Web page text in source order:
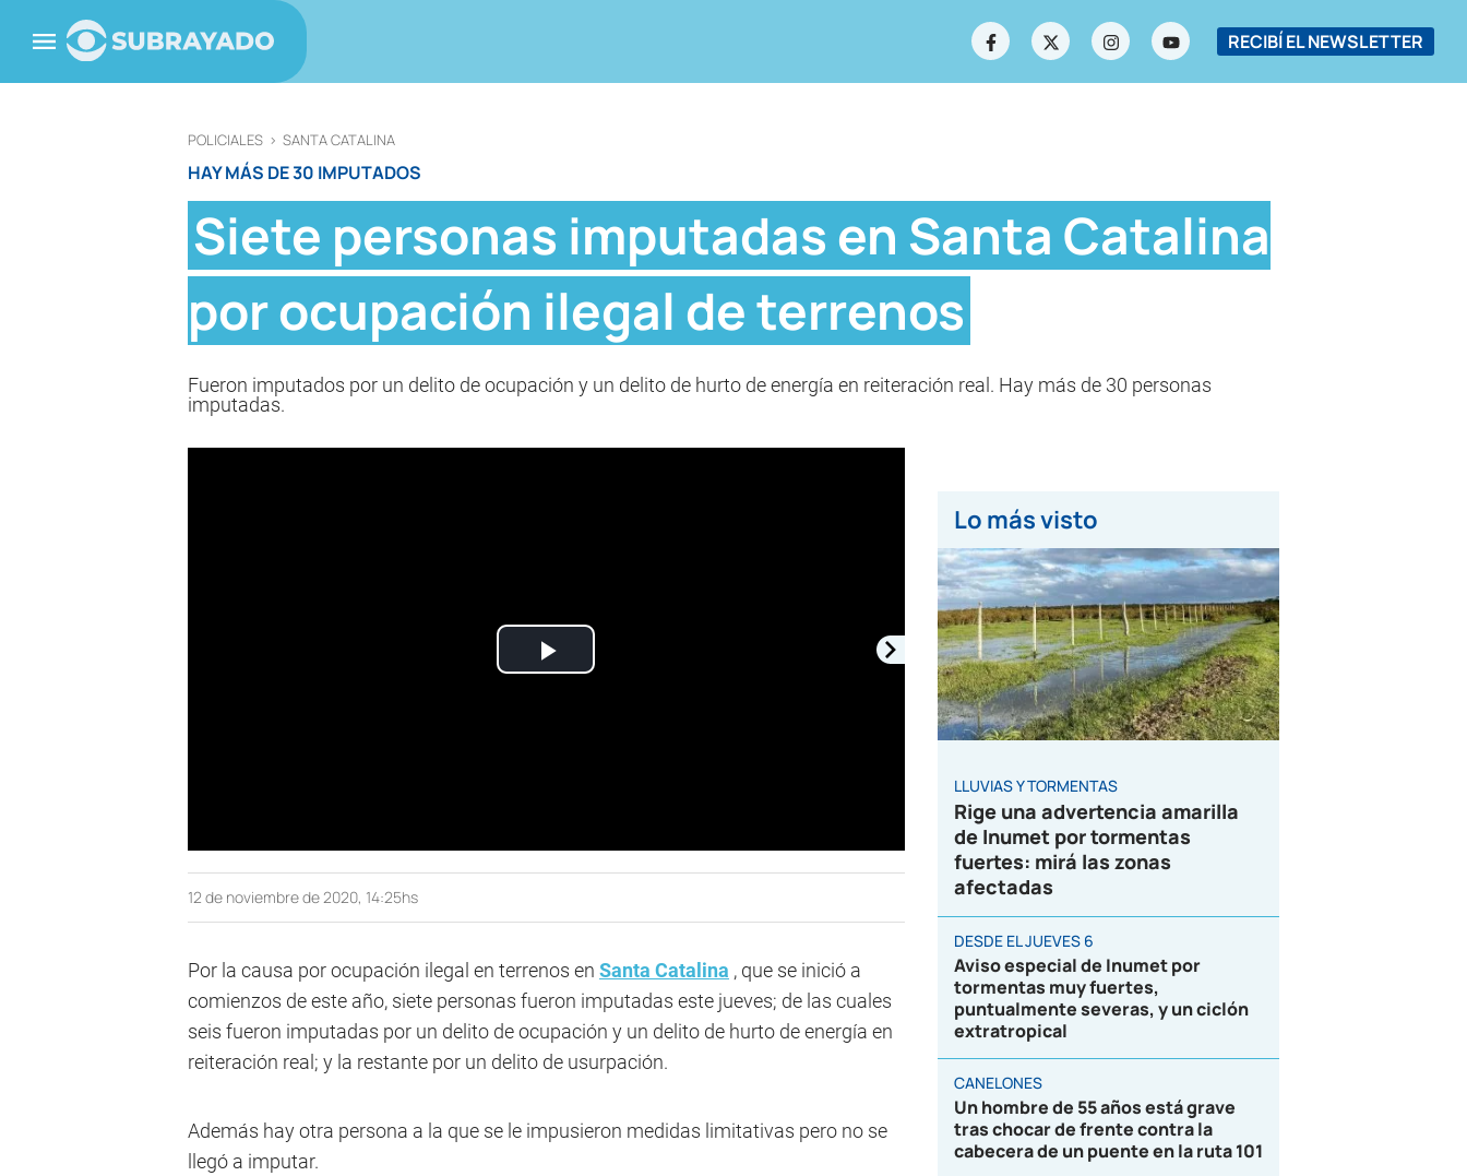
RECIBÍ EL NEWSLETTER
POLICIALES > SANTA CATALINA
HAY MÁS DE 30 IMPUTADOS
Siete personas imputadas en Santa Catalina
por ocupación ilegal de terrenos
Fueron imputados por un delito de ocupación y un delito de hurto de energía en reiteración real. Hay más de 30 personas
imputadas.
Play
12 de noviembre de 2020, 14:25hs
Por la causa por ocupación ilegal en terrenos en Santa Catalina , que se inició a
comienzos de este año, siete personas fueron imputadas este jueves; de las cuales
seis fueron imputadas por un delito de ocupación y un delito de hurto de energía en
reiteración real; y la restante por un delito de usurpación.
Además hay otra persona a la que se le impusieron medidas limitativas pero no se
llegó a imputar.
Lo más visto
LLUVIAS Y TORMENTAS
Rige una advertencia amarilla
de Inumet por tormentas
fuertes: mirá las zonas
afectadas
DESDE EL JUEVES 6
Aviso especial de Inumet por
tormentas muy fuertes,
puntualmente severas, y un ciclón
extratropical
CANELONES
Un hombre de 55 años está grave
tras chocar de frente contra la
cabecera de un puente en la ruta 101